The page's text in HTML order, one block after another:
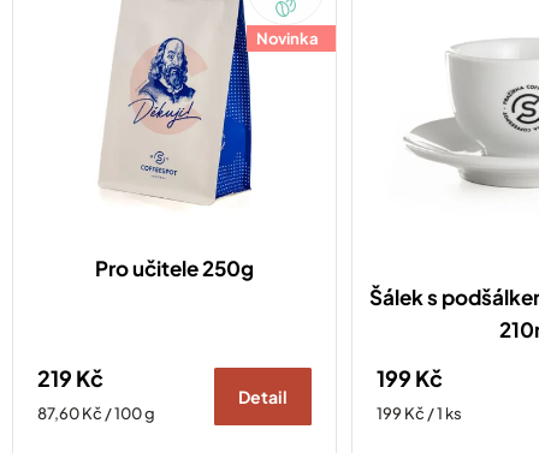
Novinka
Pro učitele 250g
219 Kč
Měrná
87,60 Kč / 100 g
Detail
Šálek s
199 Kč
Měrná
199 Kč / 1 ks